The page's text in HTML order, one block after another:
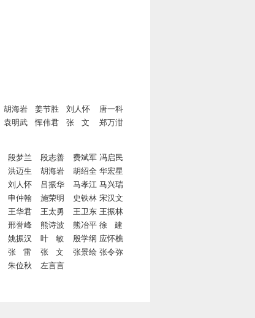
胡海岩 姜节胜 刘人怀
唐一科
袁明武 恽伟君 张 文
郑万泔
段梦兰 段志善 费斌军 冯启民
洪迈生 胡海岩 胡绍全 华宏星
刘人怀 吕振华 马孝江 马兴瑞
申仲翰 施荣明 史铁林 宋汉文
王华君 王太勇 王卫东 王振林
邢誉峰 熊诗波 熊冶平 徐 建
姚振汉 叶 敏 殷学纲 应怀樵
张 雷 张 文 张景绘 张令弥
朱位秋 左言言